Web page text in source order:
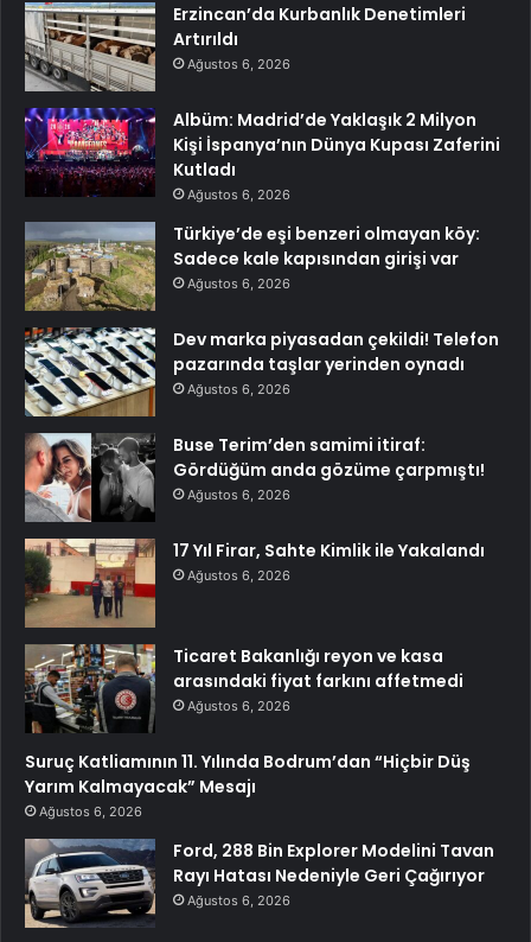
Erzincan’da Kurbanlık Denetimleri
Artırıldı
Ağustos 6, 2026
Albüm: Madrid’de Yaklaşık 2 Milyon
Kişi İspanya’nın Dünya Kupası Zaferini
Kutladı
Ağustos 6, 2026
Türkiye’de eşi benzeri olmayan köy:
Sadece kale kapısından girişi var
Ağustos 6, 2026
Dev marka piyasadan çekildi! Telefon
pazarında taşlar yerinden oynadı
Ağustos 6, 2026
Buse Terim’den samimi itiraf:
Gördüğüm anda gözüme çarpmıştı!
Ağustos 6, 2026
17 Yıl Firar, Sahte Kimlik ile Yakalandı
Ağustos 6, 2026
Ticaret Bakanlığı reyon ve kasa
arasındaki fiyat farkını affetmedi
Ağustos 6, 2026
Suruç Katliamının 11. Yılında Bodrum’dan “Hiçbir Düş
Yarım Kalmayacak” Mesajı
Ağustos 6, 2026
Ford, 288 Bin Explorer Modelini Tavan
Rayı Hatası Nedeniyle Geri Çağırıyor
Ağustos 6, 2026